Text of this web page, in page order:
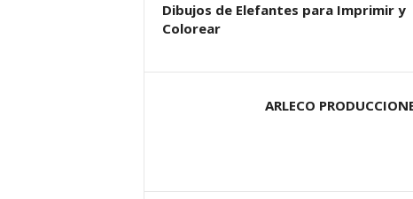
Dibujos de Elefantes para Imprimir y
Colorear
ARLECO